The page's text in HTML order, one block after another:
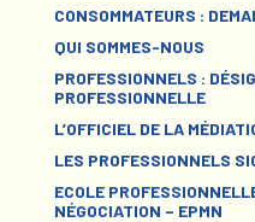
CONSOMMATEURS :
QUI SOMMES-NOUS
PROFESSIONNELS :
PROFESSIONNELLE
L’OFFICIEL DE LA
LES PROFESSIONNELS
ECOLE
NÉGOCIATION – EPMN